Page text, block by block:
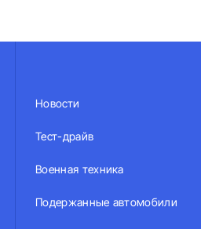
Новости
Тест-драйв
Военная техника
Подержанные автомобили